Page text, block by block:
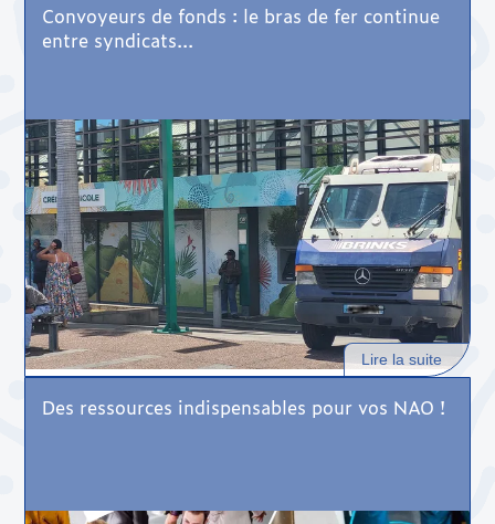
Convoyeurs de fonds : le bras de fer continue
entre syndicats...
Lire la suite
Des ressources indispensables pour vos NAO !